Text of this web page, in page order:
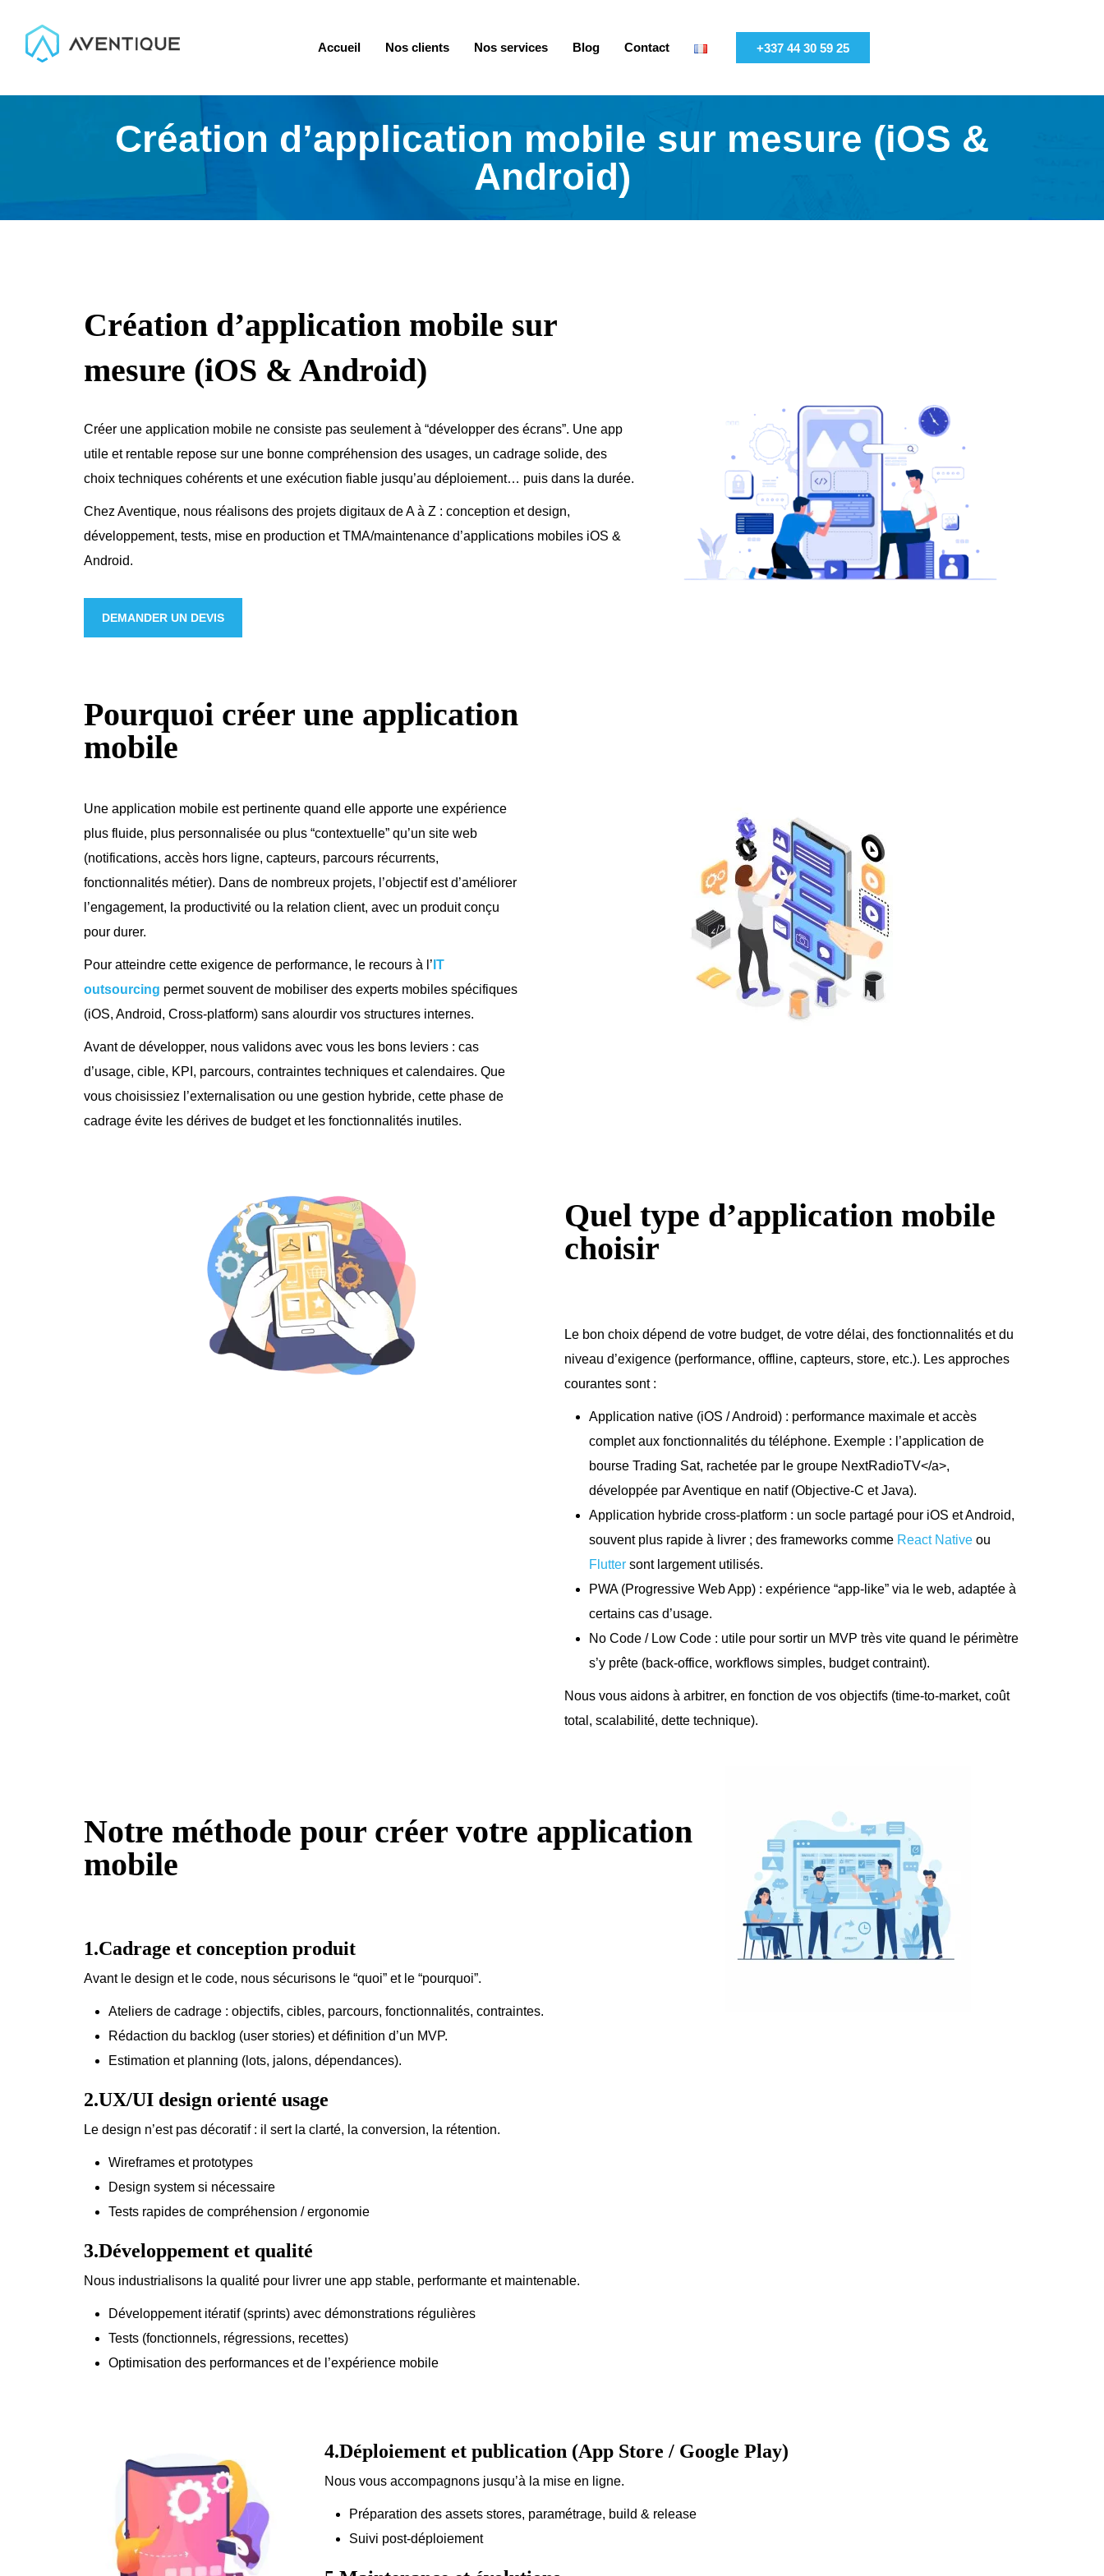
Accueil Nos clients Nos services Blog Contact +337 44 30 59 25
Création d’application mobile sur mesure (iOS &
Android)
Création d’application mobile sur
mesure (iOS & Android)
Créer une application mobile ne consiste pas seulement à “développer des écrans”. Une app
utile et rentable repose sur une bonne compréhension des usages, un cadrage solide, des
choix techniques cohérents et une exécution fiable jusqu’au déploiement… puis dans la durée.
Chez Aventique, nous réalisons des projets digitaux de A à Z : conception et design,
développement, tests, mise en production et TMA/maintenance d’applications mobiles iOS &
Android.
DEMANDER UN DEVIS
Pourquoi créer une application
mobile
Une application mobile est pertinente quand elle apporte une expérience
plus fluide, plus personnalisée ou plus “contextuelle” qu’un site web
(notifications, accès hors ligne, capteurs, parcours récurrents,
fonctionnalités métier). Dans de nombreux projets, l’objectif est d’améliorer
l’engagement, la productivité ou la relation client, avec un produit conçu
pour durer.
Pour atteindre cette exigence de performance, le recours à l’ IT
outsourcing permet souvent de mobiliser des experts mobiles spécifiques
(iOS, Android, Cross-platform) sans alourdir vos structures internes.
Avant de développer, nous validons avec vous les bons leviers : cas
d’usage, cible, KPI, parcours, contraintes techniques et calendaires. Que
vous choisissiez l’externalisation ou une gestion hybride, cette phase de
cadrage évite les dérives de budget et les fonctionnalités inutiles.
Quel type d’application mobile
choisir
Le bon choix dépend de votre budget, de votre délai, des fonctionnalités et du
niveau d’exigence (performance, offline, capteurs, store, etc.). Les approches
courantes sont :
Application native (iOS / Android) : performance maximale et accès
complet aux fonctionnalités du téléphone. Exemple : l’application de
bourse Trading Sat, rachetée par le groupe NextRadioTV</a>,
développée par Aventique en natif (Objective-C et Java).
Application hybride cross-platform : un socle partagé pour iOS et Android,
souvent plus rapide à livrer ; des frameworks comme React Native ou
Flutter sont largement utilisés.
PWA (Progressive Web App) : expérience “app-like” via le web, adaptée à
certains cas d’usage.
No Code / Low Code : utile pour sortir un MVP très vite quand le périmètre
s’y prête (back-office, workflows simples, budget contraint).
Nous vous aidons à arbitrer, en fonction de vos objectifs (time-to-market, coût
total, scalabilité, dette technique).
Notre méthode pour créer votre application
mobile
1.Cadrage et conception produit
Avant le design et le code, nous sécurisons le “quoi” et le “pourquoi”.
Ateliers de cadrage : objectifs, cibles, parcours, fonctionnalités, contraintes.
Rédaction du backlog (user stories) et définition d’un MVP.
Estimation et planning (lots, jalons, dépendances).
2.UX/UI design orienté usage
Le design n’est pas décoratif : il sert la clarté, la conversion, la rétention.
Wireframes et prototypes
Design system si nécessaire
Tests rapides de compréhension / ergonomie
3.Développement et qualité
Nous industrialisons la qualité pour livrer une app stable, performante et maintenable.
Développement itératif (sprints) avec démonstrations régulières
Tests (fonctionnels, régressions, recettes)
Optimisation des performances et de l’expérience mobile
4.Déploiement et publication (App Store / Google Play)
Nous vous accompagnons jusqu’à la mise en ligne.
Préparation des assets stores, paramétrage, build & release
Suivi post-déploiement